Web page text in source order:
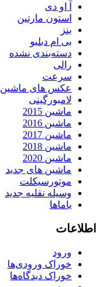
آ او دی
استون مارتین
بنز
بی ام دبلیو
دسته‌بندی نشده
رالی
سرعت
عکس های ماشین
لامبورگینی
ماشین 2015
ماشین 2016
ماشین 2017
ماشین 2018
ماشین 2020
ماشین های جدید
موتورسیکلت
وسیله نقلیه جدید
یاماها
اطلاعات
ورود
خوراک ورودی‌ها
خوراک دیدگاه‌ها